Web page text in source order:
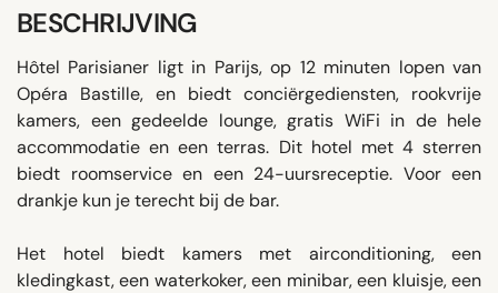
BESCHRIJVING
Hôtel Parisianer ligt in Parijs, op 12 minuten lopen van
Opéra Bastille, en biedt conciërgediensten, rookvrije
kamers, een gedeelde lounge, gratis WiFi in de hele
accommodatie en een terras. Dit hotel met 4 sterren
biedt roomservice en een 24-uursreceptie. Voor een
drankje kun je terecht bij de bar.
Het hotel biedt kamers met airconditioning, een
kledingkast, een waterkoker, een minibar, een kluisje, een